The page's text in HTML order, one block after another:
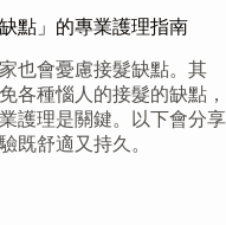
點」的專業護理指南
也會憂慮接髮缺點。其
各種惱人的接髮的缺點，
護理是關鍵。以下會分享
既舒適又持久。